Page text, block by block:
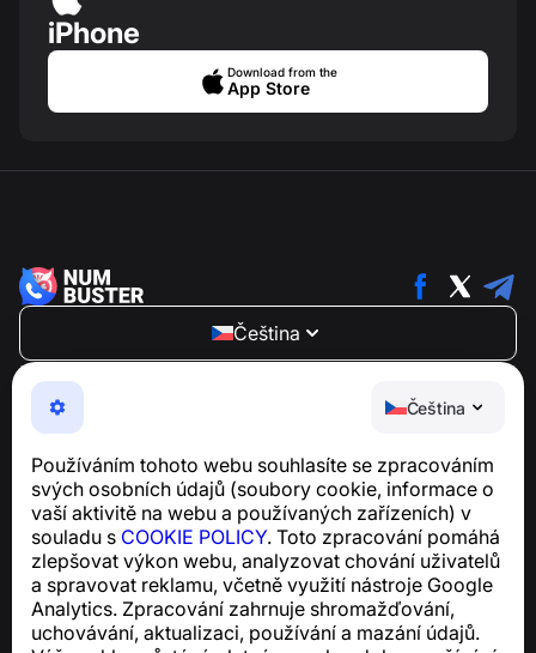
Čeština
Používáním tohoto webu souhlasíte se zpracováním
svých osobních údajů (soubory cookie, informace o
vaší aktivitě na webu a používaných zařízeních) v
souladu s COOKIE POLICY. Toto zpracování pomáhá
zlepšovat výkon webu, analyzovat chování uživatelů
a spravovat reklamu, včetně využití nástroje Google
Analytics. Zpracování zahrnuje shromažďování,
uchovávání, aktualizaci, používání a mazání údajů.
iPhone
Download from the
App Store
Čeština
NumBuster © 2013—2026 ·
Snadno použitelná aplikace, která vás chrání před
telefonními podvody, spamem a nevyžádanými
Pro dotazy týkající se souladu s GDPR:
support@numbuster.com
Centrum nápovědy
Zprávy a články
O projektu
Kontakty